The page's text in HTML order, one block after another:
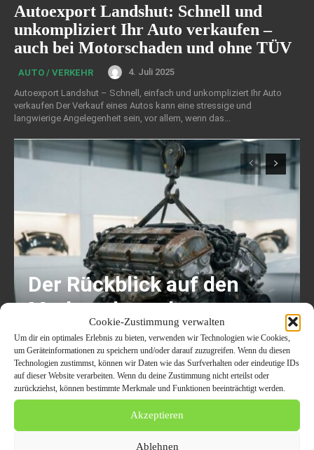
Cookie-Zustimmung verwalten
Um dir ein optimales Erlebnis zu bieten, verwenden wir Technologien wie Cookies,
um Geräteinformationen zu speichern und/oder darauf zuzugreifen. Wenn du diesen
Technologien zustimmst, können wir Daten wie das Surfverhalten oder eindeutige IDs
auf dieser Website verarbeiten. Wenn du deine Zustimmung nicht erteilst oder
zurückziehst, können bestimmte Merkmale und Funktionen beeinträchtigt werden.
Akzeptieren
Ablehnen
Autoexport Landshut: Schnell und
unkompliziert Ihr Auto verkaufen –
auch bei Motorschaden und ohne TÜV
AUTO / VERKEHR
4. Juli 2025
Autoexport Landshut – Schnell, einfach und unkompliziert Ihr Auto
verkaufen Der Verkauf eines Autos kann eine stressige und
langwierige Angelegenheit sein, vor allem, wenn das...
Der Rückblick auf den
Markt gebrauchter
Austauschmotoren:
Aktuelle Trends und
wichtige Tipps für den